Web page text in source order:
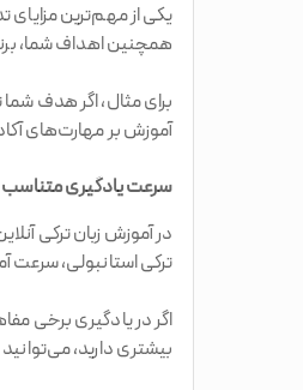
یکی از مهم‌ترین
همچنین اهداف شما،
برای مثال، اگر هدف
آموزش بر مهارت‌های
سرعت یادگیری متناسب
در آموزش زبان ترکی
ترکی استانبولی، سرعت
اگر در یادگیری برخی
بیشتری دارید،